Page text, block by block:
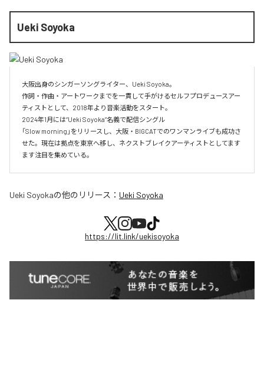
Ueki Soyoka
大阪出身のシンガーソングライター、Ueki Soyoka。
作詞・作曲・アートワークまでを一貫して手がけるセルフプロデュースアー
ティストとして、2018年より音楽活動をスタート。
2024年1月には“Ueki Soyoka”名義で配信シングル
「Slow morning」をリリースし、大阪・BIGCATでのワンマンライブも成功さ
せた。現在は拠点を東京へ移し、ネクストブレイクアーティストとしてます
ます注目を集めている。
Ueki Soyokaの他のリリース： Ueki Soyoka
https://lit.link/uekisoyoka